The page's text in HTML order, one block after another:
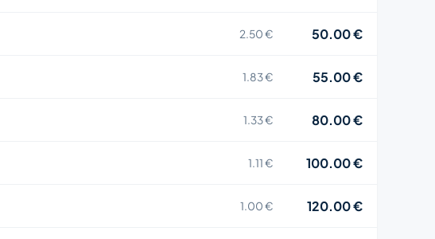
2.50 € 50.00 €
1.83 € 55.00 €
1.33 € 80.00 €
1.11 € 100.00 €
1.00 € 120.00 €